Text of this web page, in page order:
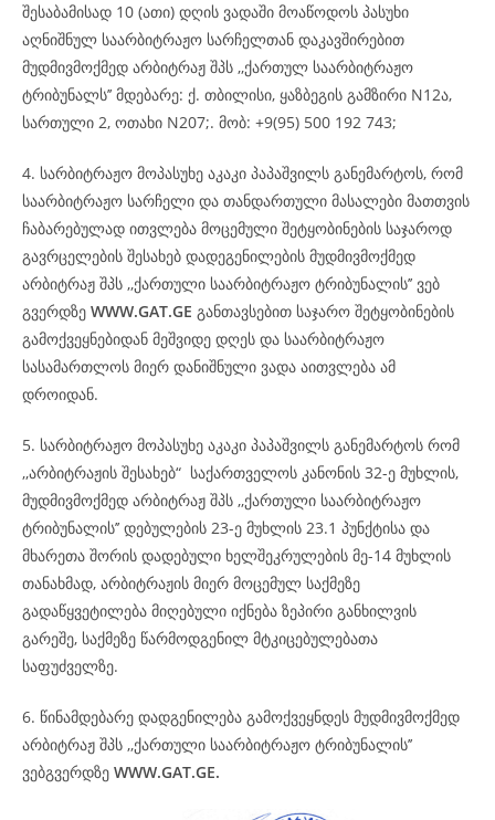
შესაბამისად 10 (ათი) დღის ვადაში მოაწოდოს პასუხი
აღნიშნულ საარბიტრაჟო სარჩელთან დაკავშირებით
მუდმივმოქმედ არბიტრაჟ შპს ,,ქართულ საარბიტრაჟო
ტრიბუნალს’’ მდებარე: ქ. თბილისი, ყაზბეგის გამზირი N12ა,
სართული 2, ოთახი N207;. მობ: +9(95) 500 192 743;
4. სარბიტრაჟო მოპასუხე აკაკი პაპაშვილს განემარტოს, რომ
საარბიტრაჟო სარჩელი და თანდართული მასალები მათთვის
ჩაბარებულად ითვლება მოცემული შეტყობინების საჯაროდ
გავრცელების შესახებ დადეგენილების მუდმივმოქმედ
არბიტრაჟ შპს ,,ქართული საარბიტრაჟო ტრიბუნალის’’ ვებ
გვერდზე WWW.GAT.GE განთავსებით საჯარო შეტყობინების
გამოქვეყნებიდან მეშვიდე დღეს და საარბიტრაჟო
სასამართლოს მიერ დანიშნული ვადა აითვლება ამ
დროიდან.
5. სარბიტრაჟო მოპასუხე აკაკი პაპაშვილს განემარტოს რომ
,,არბიტრაჟის შესახებ“ საქართველოს კანონის 32-ე მუხლის,
მუდმივმოქმედ არბიტრაჟ შპს ,,ქართული საარბიტრაჟო
ტრიბუნალის’’ დებულების 23-ე მუხლის 23.1 პუნქტისა და
მხარეთა შორის დადებული ხელშეკრულების მე-14 მუხლის
თანახმად, არბიტრაჟის მიერ მოცემულ საქმეზე
გადაწყვეტილება მიღებული იქნება ზეპირი განხილვის
გარეშე, საქმეზე წარმოდგენილ მტკიცებულებათა
საფუძველზე.
6. წინამდებარე დადგენილება გამოქვეყნდეს მუდმივმოქმედ
არბიტრაჟ შპს ,,ქართული საარბიტრაჟო ტრიბუნალის’’
ვებგვერდზე WWW.GAT.GE.